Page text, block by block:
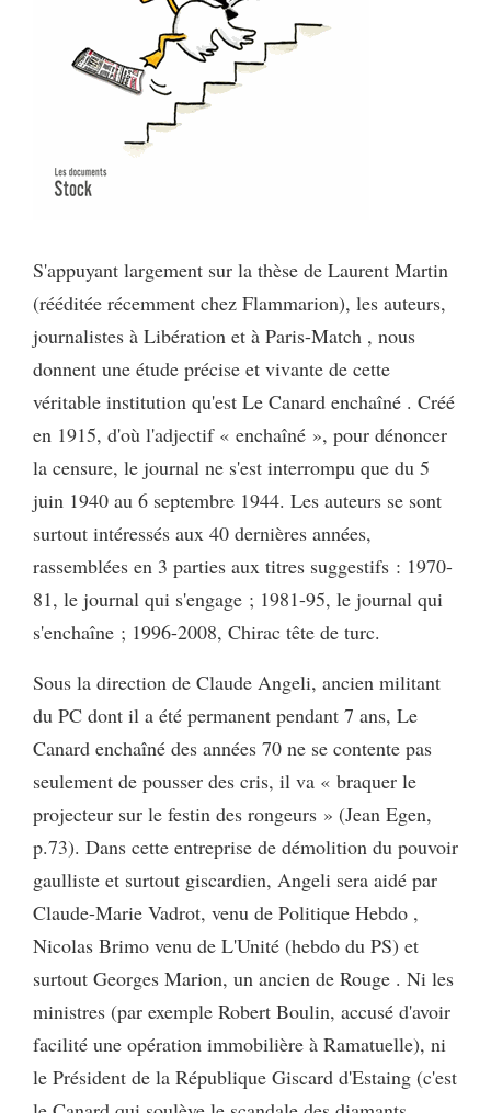
S'appuyant largement sur la thèse de Laurent Martin
(rééditée récemment chez Flammarion), les auteurs,
journalistes à Libération et à Paris-Match , nous
donnent une étude précise et vivante de cette
véritable institution qu'est Le Canard enchaîné . Créé
en 1915, d'où l'adjectif « enchaîné », pour dénoncer
la censure, le journal ne s'est interrompu que du 5
juin 1940 au 6 septembre 1944. Les auteurs se sont
surtout intéressés aux 40 dernières années,
rassemblées en 3 parties aux titres suggestifs : 1970-
81, le journal qui s'engage ; 1981-95, le journal qui
s'enchaîne ; 1996-2008, Chirac tête de turc.
Sous la direction de Claude Angeli, ancien militant
du PC dont il a été permanent pendant 7 ans, Le
Canard enchaîné des années 70 ne se contente pas
seulement de pousser des cris, il va « braquer le
projecteur sur le festin des rongeurs » (Jean Egen,
p.73). Dans cette entreprise de démolition du pouvoir
gaulliste et surtout giscardien, Angeli sera aidé par
Claude-Marie Vadrot, venu de Politique Hebdo ,
Nicolas Brimo venu de L'Unité (hebdo du PS) et
surtout Georges Marion, un ancien de Rouge . Ni les
ministres (par exemple Robert Boulin, accusé d'avoir
facilité une opération immobilière à Ramatuelle), ni
le Président de la République Giscard d'Estaing (c'est